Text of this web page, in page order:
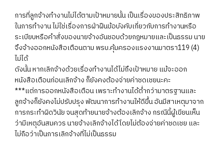
การที่ลูกจ้างทำงานไม่ได้ตามเป้าหมายนั้น เป็นเรื่องของประสิทธิภาพ
ในการทำงาน ไม่ใช่เรื่องการฝ่าฝืนข้อบังคับเกี่ยวกับการทำงานหรือ
ระเบียบหรือคำสั่งของนายจ้างอันชอบด้วยกฎหมายและเป็นธรรม นาย
จึงจ้างออกหนังสือเตือนตาม พรบ.คุ้มครองแรงงานมาตรา119 (4)
ไม่ได้
ดังนั้น หากเลิกจ้างด้วยเรื่องทำงานได้ไม่ถึงเป้าหมาย แม้จะออก
หนังสือเตือนก่อนเลิกจ้าง ก็ยังคงต้องจ่ายค่าชดเชยนะคะ
***แต่การออกหนังสือเตือน เพราะทำงานได้ต่ำกว่ามาตรฐานและ
ลูกจ้างก็ยังคงไม่ปรับปรุง พัฒนาการทำงานให้ดีขึ้น อันมีสาเหตุมาจาก
การกระทำผิดวินัย จนสุดท้ายนายจ้างต้องเลิกจ้าง กรณีนี้ผู้เขียนเห็น
ว่ามีเหตุอันสมควร นายจ้างเลิกจ้างได้โดยไม่ต้องจ่ายค่าชดเชย และ
ไม่ถือว่าเป็นการเลิกจ้างที่ไม่เป็นธรรม